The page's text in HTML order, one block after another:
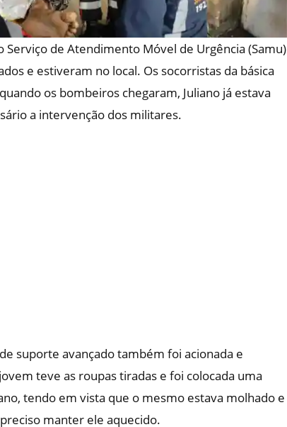
de Atendimento Móvel de Urgência (Samu)
e estiveram no local. Os socorristas da básica
os bombeiros chegaram, Juliano já estava
a intervenção dos militares.
suporte avançado também foi acionada e
teve as roupas tiradas e foi colocada uma
tendo em vista que o mesmo estava molhado e
manter ele aquecido.